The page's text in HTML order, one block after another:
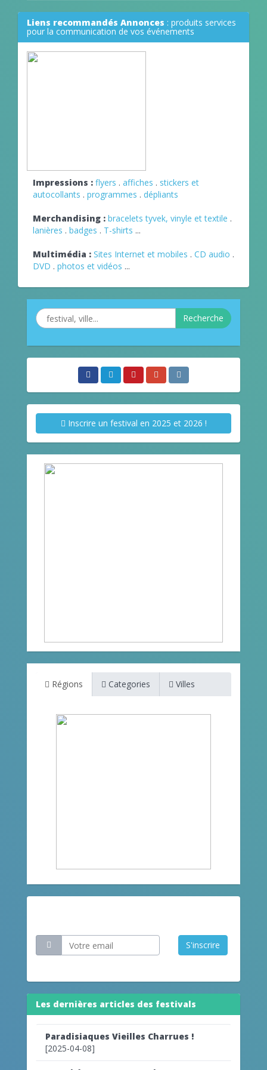
Liens recommandés Annonces : produits services
pour la communication de vos événements
Impressions : flyers . affiches . stickers et
autocollants . programmes . dépliants
Merchandising : bracelets tyvek, vinyle et textile .
lanières . badges . T-shirts ...
Multimédia : Sites Internet et mobiles . CD audio .
DVD . photos et vidéos ...
Recherche
Inscrire un festival en 2025 et 2026 !
Régions Categories Villes
S'inscrire
Les dernières articles des festivals
Paradisiaques Vieilles Charrues !
[2025-04-08]